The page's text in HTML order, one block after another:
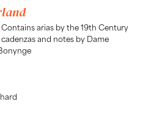
arias by the 19th Century
and notes by Dame